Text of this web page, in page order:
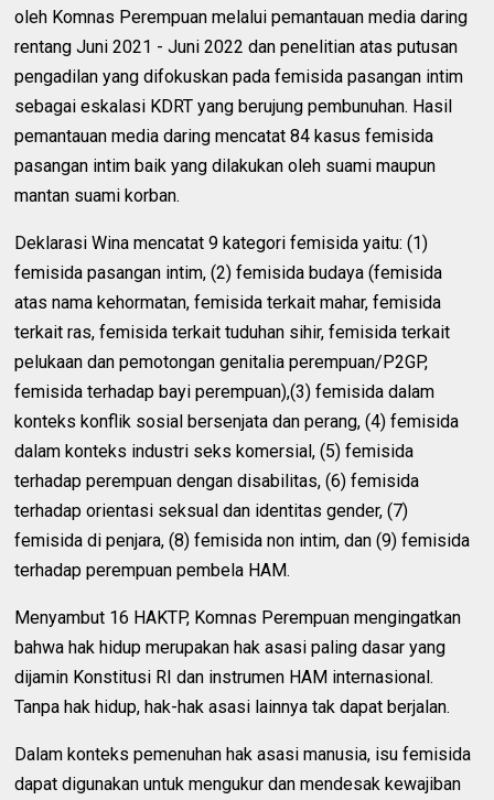
oleh Komnas Perempuan melalui pemantauan media daring
rentang Juni 2021 - Juni 2022 dan penelitian atas putusan
pengadilan yang difokuskan pada femisida pasangan intim
sebagai eskalasi KDRT yang berujung pembunuhan. Hasil
pemantauan media daring mencatat 84 kasus femisida
pasangan intim baik yang dilakukan oleh suami maupun
mantan suami korban.
Deklarasi Wina mencatat 9 kategori femisida yaitu: (1)
femisida pasangan intim, (2) femisida budaya (femisida
atas nama kehormatan, femisida terkait mahar, femisida
terkait ras, femisida terkait tuduhan sihir, femisida terkait
pelukaan dan pemotongan genitalia perempuan/P2GP,
femisida terhadap bayi perempuan),(3) femisida dalam
konteks konflik sosial bersenjata dan perang, (4) femisida
dalam konteks industri seks komersial, (5) femisida
terhadap perempuan dengan disabilitas, (6) femisida
terhadap orientasi seksual dan identitas gender, (7)
femisida di penjara, (8) femisida non intim, dan (9) femisida
terhadap perempuan pembela HAM.
Menyambut 16 HAKTP, Komnas Perempuan mengingatkan
bahwa hak hidup merupakan hak asasi paling dasar yang
dijamin Konstitusi RI dan instrumen HAM internasional.
Tanpa hak hidup, hak-hak asasi lainnya tak dapat berjalan.
Dalam konteks pemenuhan hak asasi manusia, isu femisida
dapat digunakan untuk mengukur dan mendesak kewajiban